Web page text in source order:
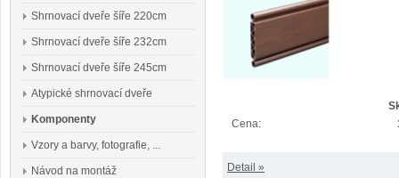
Cena:
Detail »
Shrnovací dveře šíře 220cm
Shrnovací dveře šíře 232cm
Shrnovací dveře šíře 245cm
Atypické shrnovací dveře
Komponenty
Vzory a barvy, fotografie, ...
Návod na montáž